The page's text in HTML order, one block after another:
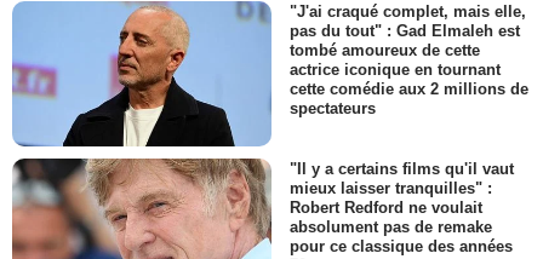
"J'ai craqué complet, mais elle,
pas du tout" : Gad Elmaleh est
tombé amoureux de cette
actrice iconique en tournant
cette comédie aux 2 millions de
spectateurs
"Il y a certains films qu'il vaut
mieux laisser tranquilles" :
Robert Redford ne voulait
absolument pas de remake
pour ce classique des années